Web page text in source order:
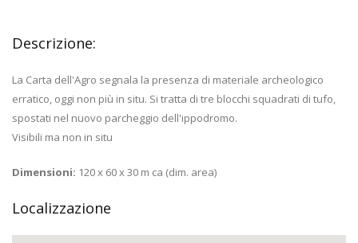
Descrizione:
La Carta dell'Agro segnala la presenza di materiale archeologico
erratico, oggi non più in situ. Si tratta di tre blocchi squadrati di tufo,
spostati nel nuovo parcheggio dell'ippodromo.
Visibili ma non in situ
Dimensioni: 120 x 60 x 30 m ca (dim. area)
Localizzazione